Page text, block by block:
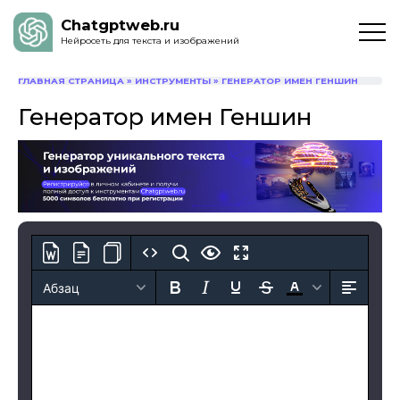
Chatgptweb.ru
Нейросеть для текста и изображений
ГЛАВНАЯ СТРАНИЦА » ИНСТРУМЕНТЫ » ГЕНЕРАТОР ИМЕН ГЕНШИН
Генератор имен Геншин
Абзац